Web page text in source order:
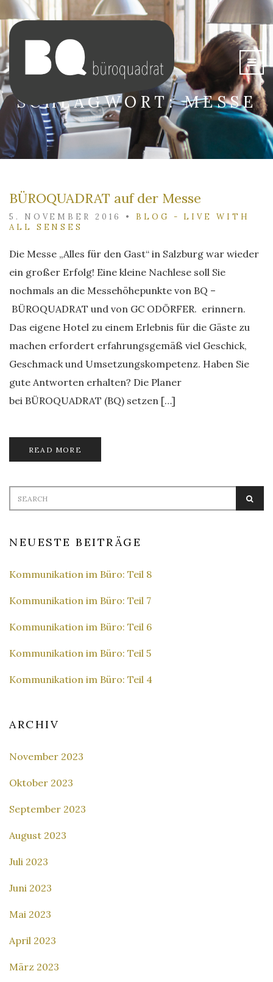
SCHLAGWORT:MESSE
BÜROQUADRAT auf der Messe
5. NOVEMBER 2016 • BLOG - LIVE WITH
ALL SENSES
Die Messe „Alles für den Gast“ in Salzburg war wieder
ein großer Erfolg! Eine kleine Nachlese soll Sie
nochmals an die Messehöhepunkte von BQ –
BÜROQUADRAT und von GC ODÖRFER. erinnern.
Das eigene Hotel zu einem Erlebnis für die Gäste zu
machen erfordert erfahrungsgemäß viel Geschick,
Geschmack und Umsetzungskompetenz. Haben Sie
gute Antworten erhalten? Die Planer
bei BÜROQUADRAT (BQ) setzen […]
READ MORE
Search
for:
NEUESTE BEITRÄGE
Kommunikation im Büro: Teil 8
Kommunikation im Büro: Teil 7
Kommunikation im Büro: Teil 6
Kommunikation im Büro: Teil 5
Kommunikation im Büro: Teil 4
ARCHIV
November 2023
Oktober 2023
September 2023
August 2023
Juli 2023
Juni 2023
Mai 2023
April 2023
März 2023